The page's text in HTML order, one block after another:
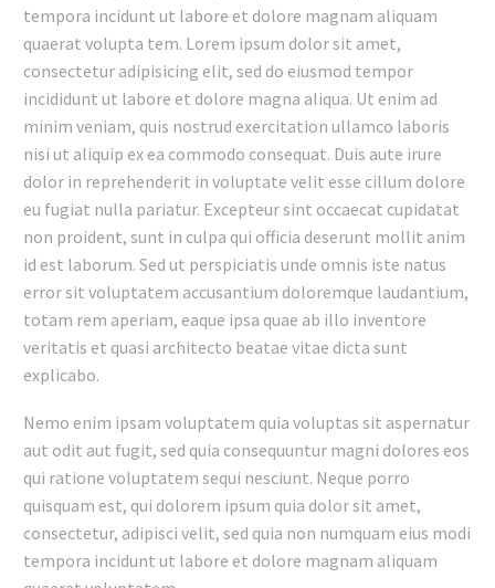
tempora incidunt ut labore et dolore magnam aliquam
quaerat volupta tem. Lorem ipsum dolor sit amet,
consectetur adipisicing elit, sed do eiusmod tempor
incididunt ut labore et dolore magna aliqua. Ut enim ad
minim veniam, quis nostrud exercitation ullamco laboris
nisi ut aliquip ex ea commodo consequat. Duis aute irure
dolor in reprehenderit in voluptate velit esse cillum dolore
eu fugiat nulla pariatur. Excepteur sint occaecat cupidatat
non proident, sunt in culpa qui officia deserunt mollit anim
id est laborum. Sed ut perspiciatis unde omnis iste natus
error sit voluptatem accusantium doloremque laudantium,
totam rem aperiam, eaque ipsa quae ab illo inventore
veritatis et quasi architecto beatae vitae dicta sunt
explicabo.
Nemo enim ipsam voluptatem quia voluptas sit aspernatur
aut odit aut fugit, sed quia consequuntur magni dolores eos
qui ratione voluptatem sequi nesciunt. Neque porro
quisquam est, qui dolorem ipsum quia dolor sit amet,
consectetur, adipisci velit, sed quia non numquam eius modi
tempora incidunt ut labore et dolore magnam aliquam